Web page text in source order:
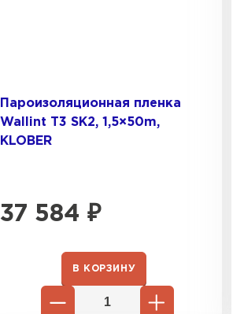
Пароизоляционная пленка
Wallint T3 SK2, 1,5×50m,
KLOBER
37 584 ₽
В КОРЗИНУ